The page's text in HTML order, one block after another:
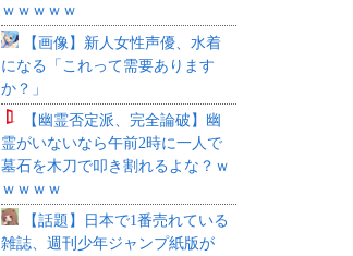
ｗｗｗｗｗ
【画像】新人女性声優、水着
になる「これって需要あります
か？」
【幽霊否定派、完全論破】幽
霊がいないなら午前2時に一人で
墓石を木刀で叩き割れるよな？ｗ
ｗｗｗｗ
【話題】日本で1番売れている
雑誌、週刊少年ジャンプ紙版が